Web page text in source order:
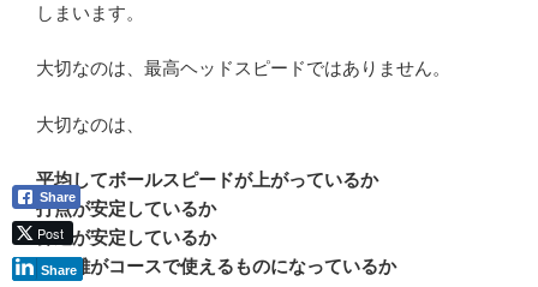
しまいます。
大切なのは、最高ヘッドスピードではありません。
大切なのは、
平均してボールスピードが上がっているか
打点が安定しているか
弾道が安定しているか
飛距離がコースで使えるものになっているか
Share
Post
Share